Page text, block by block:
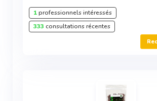
1professionnels intéressés
333 consultations récentes